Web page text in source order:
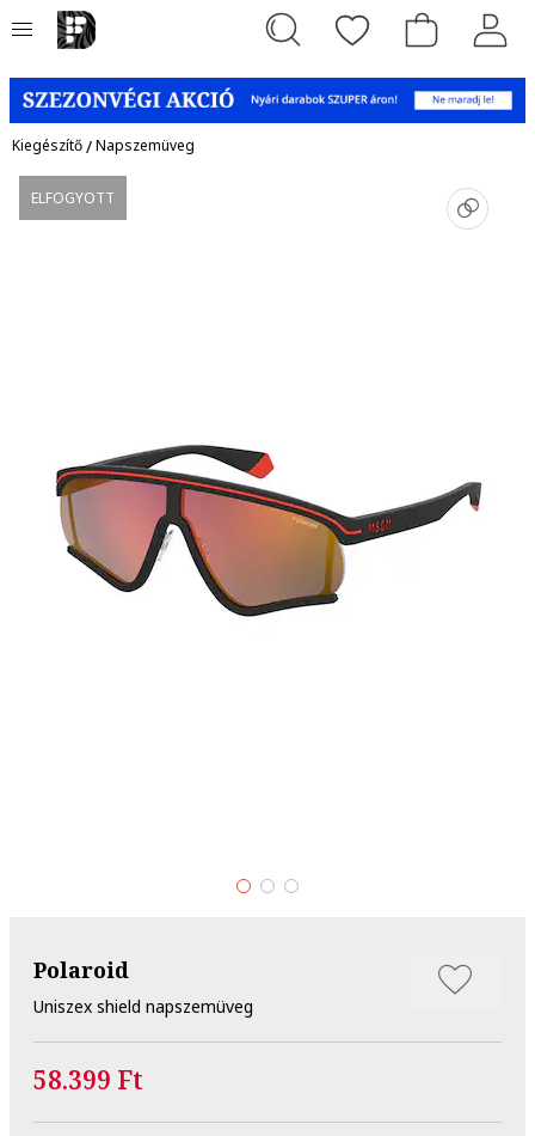
Kiegészítő/Napszemüveg
ELFOGYOTT
Polaroid
Uniszex shield napszemüveg
58.399 Ft